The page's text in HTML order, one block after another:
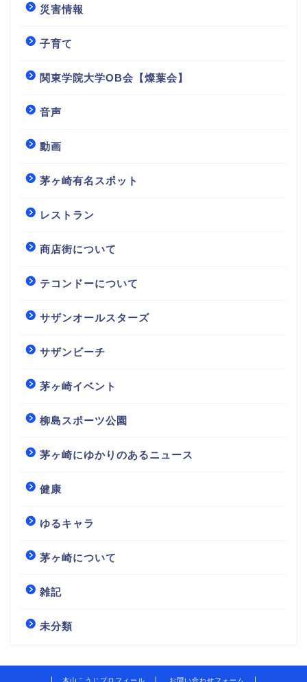
災害情報
子育て
関東学院大学OB会【燦葉会】
音声
動画
茅ヶ崎有名スポット
レストラン
商店街について
テコンドーについて
サザンオールスターズ
サザンビーチ
茅ヶ崎イベント
柳島スポーツ公園
茅ヶ崎にゆかりのあるニュース
健康
ゆるキャラ
茅ヶ崎について
雑記
未分類